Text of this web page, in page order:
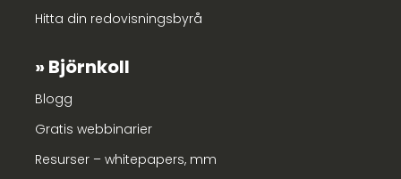
Hitta din redovisningsbyrå
Björnkoll
Blogg
Gratis webbinarier
Resurser – whitepapers, mm